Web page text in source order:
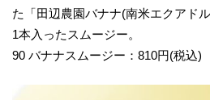
た「田辺農園バナナ(南米エクアド
1本入ったスムージー。
90 バナナスムージー：810円(税込)